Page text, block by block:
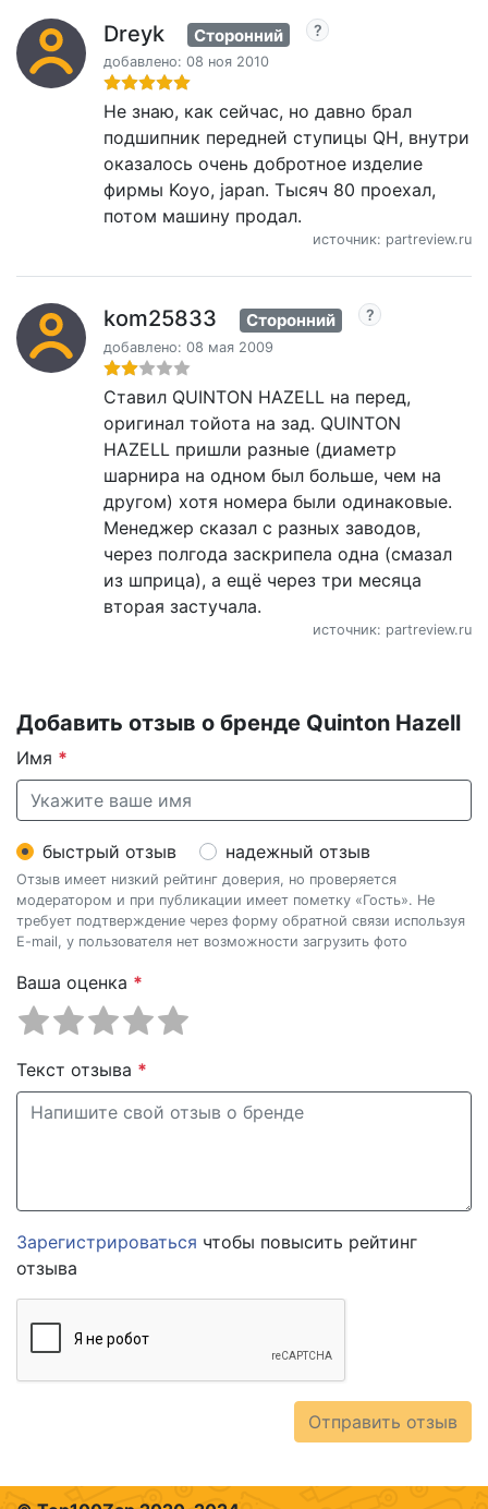
Dreyk Сторонний
добавлено: 08 ноя 2010
Не знаю, как сейчас, но давно брал
подшипник передней ступицы QH, внутри
оказалось очень добротное изделие
фирмы Koyo, japan. Тысяч 80 проехал,
потом машину продал.
источник: partreview.ru
kom25833 Сторонний
добавлено: 08 мая 2009
Ставил QUINTON HAZELL на перед,
оригинал тойота на зад. QUINTON
HAZELL пришли разные (диаметр
шарнира на одном был больше, чем на
другом) хотя номера были одинаковые.
Менеджер сказал с разных заводов,
через полгода заскрипела одна (смазал
из шприца), а ещё через три месяца
вторая застучала.
источник: partreview.ru
Добавить отзыв о бренде Quinton Hazell
Имя *
быстрый отзыв надежный отзыв
Отзыв имеет низкий рейтинг доверия, но проверяется
модератором и при публикации имеет пометку «Гость». Не
требует подтверждение через форму обратной связи используя
E-mail, у пользователя нет возможности загрузить фото
Ваша оценка *
Текст отзыва *
Зарегистрироваться чтобы повысить рейтинг
отзыва
Отправить отзыв